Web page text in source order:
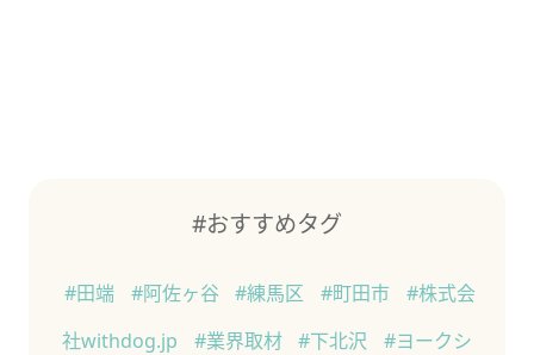
#おすすめタグ
#田端 #阿佐ヶ谷 #練馬区 #町田市
#株式会
社withdog.jp
#業界取材 #下北沢
#ヨークシ